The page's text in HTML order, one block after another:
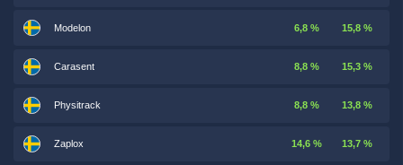
Modelon 6,8 % 15,8 %
Carasent 8,8 % 15,3 %
Physitrack 8,8 % 13,8 %
Zaplox 14,6 % 13,7 %